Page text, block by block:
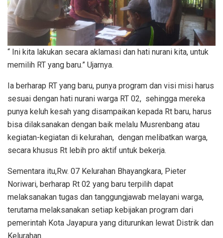
“ Ini kita lakukan secara aklamasi dan hati nurani kita, untuk
memilih RT yang baru.” Ujarnya.
Ia berharap RT yang baru, punya program dan visi misi harus
sesuai dengan hati nurani warga RT 02, sehingga mereka
punya keluh kesah yang disampaikan kepada Rt baru, harus
bisa dilaksanakan dengan baik melalu Musrenbang atau
kegiatan-kegiatan di kelurahan, dengan melibatkan warga,
secara khusus Rt lebih pro aktif untuk bekerja.
Sementara itu,Rw. 07 Kelurahan Bhayangkara, Pieter
Noriwari, berharap Rt 02 yang baru terpilih dapat
melaksanakan tugas dan tanggungjawab melayani warga,
terutama melaksanakan setiap kebijakan program dari
pemerintah Kota Jayapura yang diturunkan lewat Distrik dan
Kelurahan.